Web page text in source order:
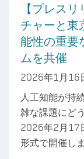
【プレス
チャーと東
能性の重要
ムを共催
2026年1月16
人工知能が持
雑な課題にど
2026年2月17
形式で開催しま